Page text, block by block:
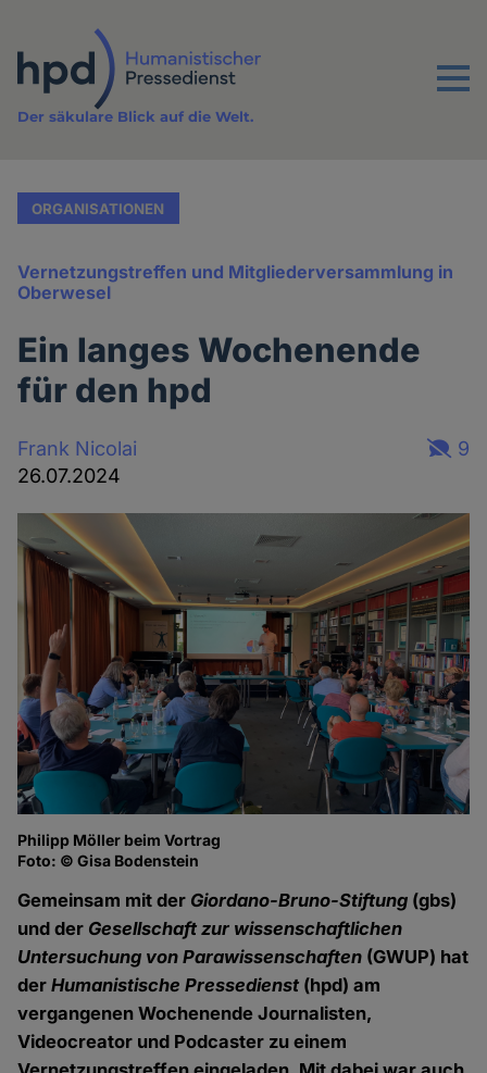
Inhalt
Menu
Der säkulare Blick auf die Welt.
ORGANISATIONEN
Vernetzungstreffen und Mitgliederversammlung in
Oberwesel
Ein langes Wochenende
für den hpd
Frank Nicolai
26.07.2024
9
Philipp Möller beim Vortrag
Foto: © Gisa Bodenstein
Gemeinsam mit der Giordano-Bruno-Stiftung (gbs)
und der Gesellschaft zur wissenschaftlichen
Untersuchung von Parawissenschaften (GWUP) hat
derHumanistische Pressedienst (hpd) am
vergangenen Wochenende Journalisten,
Videocreator und Podcaster zu einem